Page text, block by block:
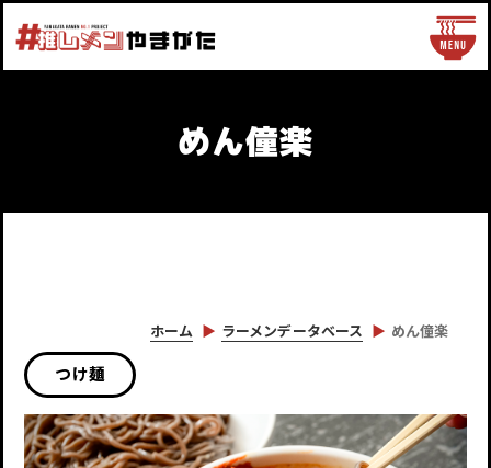
めん僮楽
ホーム ラーメンデータベース めん僮楽
つけ麺